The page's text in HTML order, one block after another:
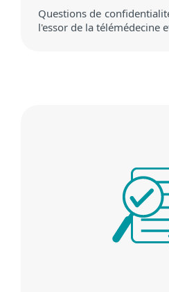
Questions de
l'essor de la télémédecine